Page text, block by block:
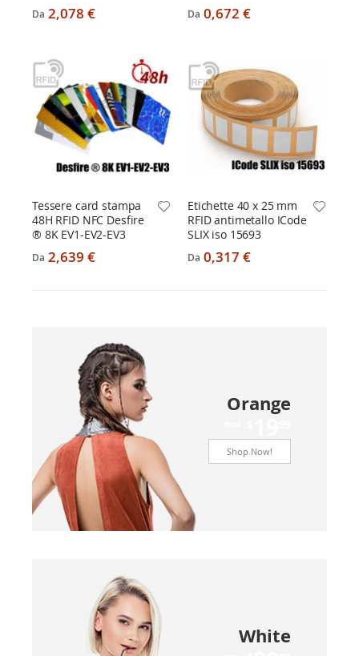
Da 2,078 € Da 0,672 €
Tessere card stampa
48H RFID NFC Desfire
® 8K EV1-EV2-EV3
Da 2,639 €
Etichette 40 x 25 mm
RFID antimetallo ICode
SLIX iso 15693
Da 0,317 €
Orange
Shop Now!
White